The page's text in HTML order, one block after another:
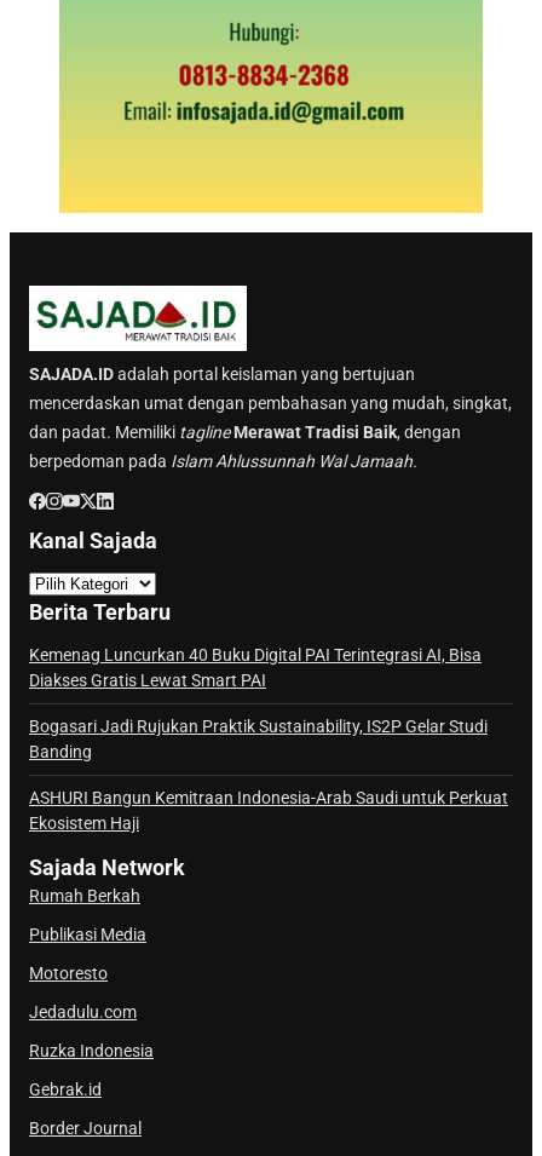
SAJADA.IDadalah portal keislaman yang bertujuan
mencerdaskan umat dengan pembahasan yang mudah, singkat,
dan padat. Memiliki tagline Merawat Tradisi Baik, dengan
berpedoman pada Islam Ahlussunnah Wal Jamaah.
Kanal Sajada
K
a
n
a
l
a
j
a
d
a
Berita Terbaru
Kemenag Luncurkan 40 Buku Digital PAI Terintegrasi AI, Bisa
Diakses Gratis Lewat Smart PAI
Bogasari Jadi Rujukan Praktik Sustainability, IS2P Gelar Studi
Banding
ASHURI Bangun Kemitraan Indonesia-Arab Saudi untuk Perkuat
Ekosistem Haji
Sajada Network
Rumah Berkah
Publikasi Media
Motoresto
Jedadulu.com
Ruzka Indonesia
Gebrak.id
Border Journal